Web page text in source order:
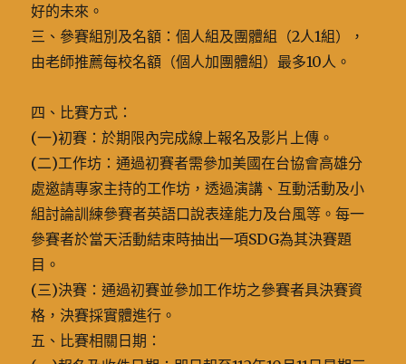
好的未來。
三、參賽組別及名額：個人組及團體組（2人1組），
由老師推薦每校名額（個人加團體組）最多10人。
四、比賽方式：
(一)初賽：於期限內完成線上報名及影片上傳。
(二)工作坊：通過初賽者需參加美國在台協會高雄分
處邀請專家主持的工作坊，透過演講、互動活動及小
組討論訓練參賽者英語口說表達能力及台風等。每一
參賽者於當天活動結束時抽出一項SDG為其決賽題
目。
(三)決賽：通過初賽並參加工作坊之參賽者具決賽資
格，決賽採實體進行。
五、比賽相關日期：